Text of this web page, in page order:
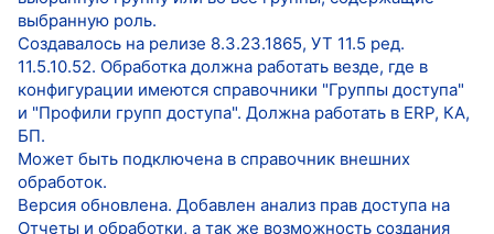
выбранную роль.
Создавалось на релизе 8.3.23.1865, УТ 11.5 ред.
11.5.10.52. Обработка должна работать везде, где в
конфигурации имеются справочники "Группы доступа"
и "Профили групп доступа". Должна работать в ERP, КА,
БП.
Может быть подключена в справочник внешних
обработок.
Версия обновлена. Добавлен анализ прав доступа на
Отчеты и обработки, а так же возможность создания